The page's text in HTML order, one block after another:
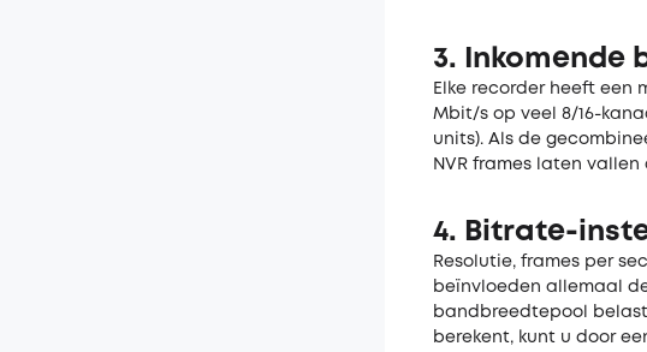
3. Inkomende
Elke recorder heeft een
Mbit/s op veel 8/16-
units). Als de
NVR frames laten
4. Bitrate-
Resolutie, frames per
beïnvloeden allemaal
bandbreedtepool
berekent, kunt u door